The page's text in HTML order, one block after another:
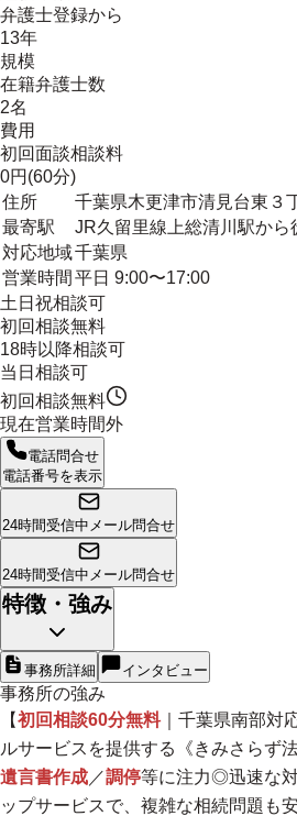
弁護士登録から
13年
規模
在籍弁護士数
2名
費用
初回面談相談料
0円(60分)
住所
千葉県木更津市清見台東３
最寄駅
JR久留里線上総清川駅から
対応地域千葉県
営業時間 平日 9:00〜17:00
土日祝相談可
初回相談無料
18時以降相談可
当日相談可
初回相談無料
現在営業時間外
電話問合せ
電話番号を表示
24時間受信中 メール問合せ
24時間受信中 メール問合せ
特徴・強み
事務所詳細 インタビュー
事務所の強み
【初回相談60分無料｜千葉県南部対
ルサービスを提供する《きみさらず
遺言書作成 ／調停等に注力◎迅速な
ップサービスで、複雑な相続問題も